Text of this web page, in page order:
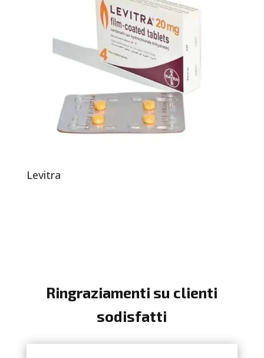
Levitra
Ringraziamenti su clienti
sodisfatti